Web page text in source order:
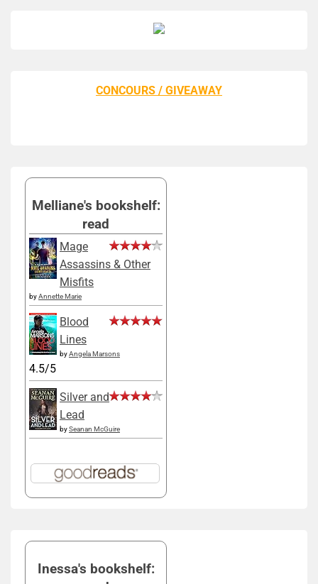
CONCOURS / GIVEAWAY
Melliane's bookshelf:
read
Mage
Assassins & Other
Misfits
byAnnette Marie
Blood
Lines
byAngela Marsons
4.5/5
Silver and
Lead
bySeanan McGuire
Inessa's bookshelf: